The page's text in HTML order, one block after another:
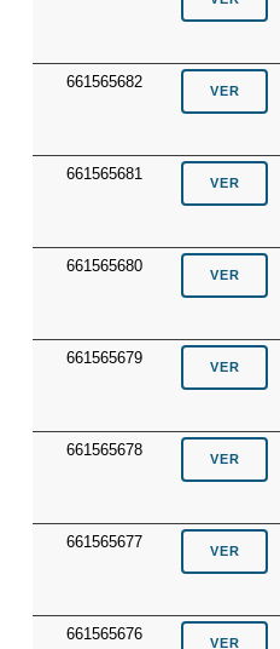
661565682
661565681
661565680
661565679
661565678
661565677
661565676